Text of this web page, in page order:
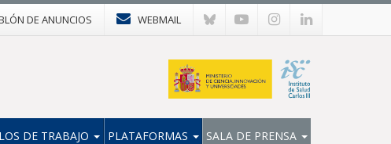
DE ANUNCIOS WEBMAIL
DE TRABAJO PLATAFORMAS SALA DE PRENSA